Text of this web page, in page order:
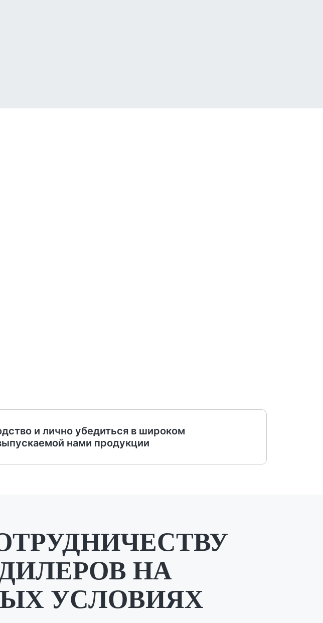
и лично убедиться в широком
нами продукции
НА
УСЛОВИЯХ